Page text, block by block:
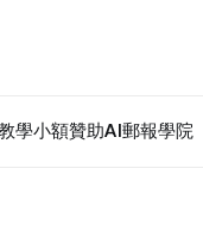
學小額贊助AI郵報學院